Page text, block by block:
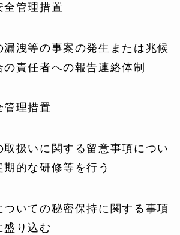
全管理措置
漏洩等の事案の発生または兆候
責任者への報告連絡体制
管理措置
取扱いに関する留意事項につい
的な研修等を行う
ついての秘密保持に関する事項
盛り込む